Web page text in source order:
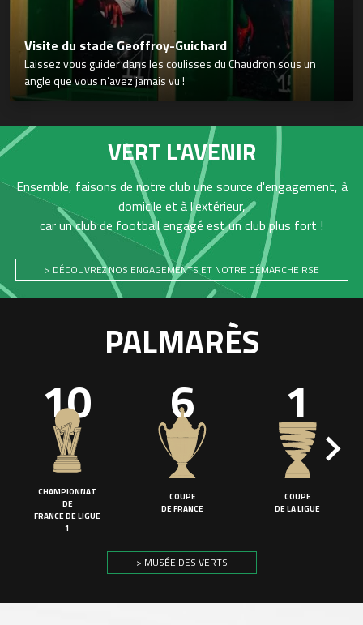
Visite du stade Geoffroy-Guichard
Laissez vous guider dans les coulisses du Chaudron sous un
angle que vous n’avez jamais vu !
VERT L'AVENIR
Ensemble, faisons de notre club une source d'engagement, à
domicile et à l'extérieur,
car un club de football engagé est un club plus fort !
> DÉCOUVREZ NOS ENGAGEMENTS ET NOTRE DÉMARCHE RSE
PALMARÈS
10
CHAMPIONNAT
DE
FRANCE DE LIGUE
1
6
COUPE
DE FRANCE
1
COUPE
DE LA LIGUE
> MUSÉE DES VERTS